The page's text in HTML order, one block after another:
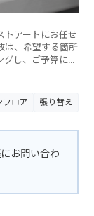
トアートにお任せ
は、希望する箇所
し、ご予算に合
フロア 張り替え
お問い合わ